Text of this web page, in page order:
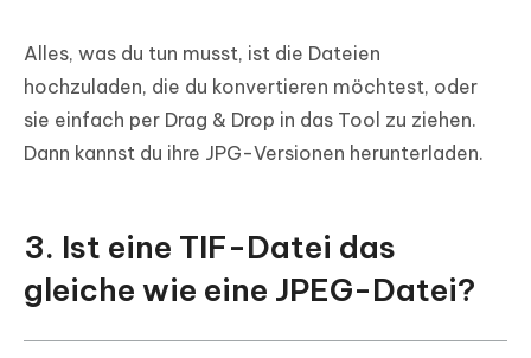
Alles, was du tun musst, ist die Dateien
hochzuladen, die du konvertieren möchtest, oder
sie einfach per Drag & Drop in das Tool zu ziehen.
Dann kannst du ihre JPG-Versionen herunterladen.
3. Ist eine TIF-Datei das
gleiche wie eine JPEG-Datei?